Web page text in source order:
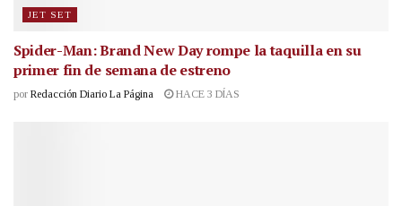
JET SET
Spider-Man: Brand New Day rompe la taquilla en su
primer fin de semana de estreno
por Redacción Diario La Página HACE 3 DÍAS